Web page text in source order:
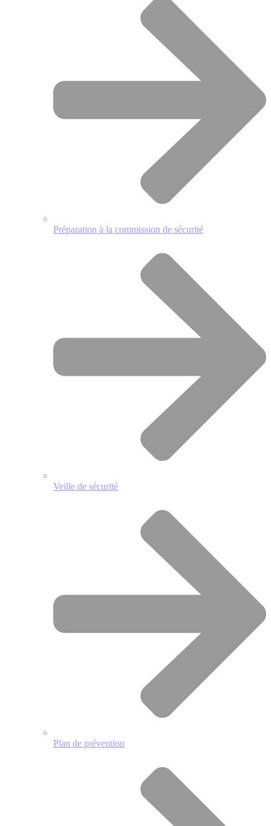
Préparation à la commission de sécurité
Veille de sécurité
Plan de prévention